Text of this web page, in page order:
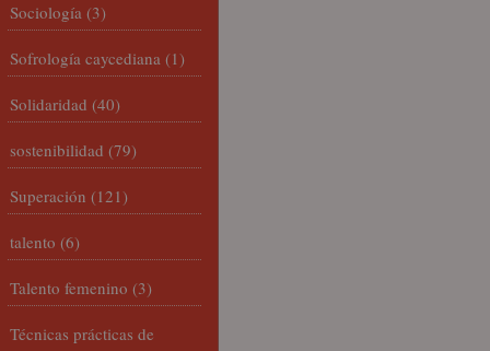
Sociología (3)
Sofrología caycediana (1)
Solidaridad (40)
sostenibilidad (79)
Superación (121)
talento (6)
Talento femenino (3)
Técnicas prácticas de